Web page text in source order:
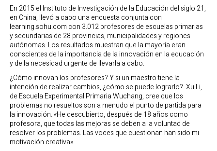
En 2015 el Instituto de Investigación de la Educación del siglo 21,
en China, llevó a cabo una encuesta conjunta con
learning.sohu.com con 3.012 profesores de escuelas primarias
y secundarias de 28 provincias, municipalidades y regiones
autónomas. Los resultados muestran que la mayoría eran
conscientes de la importancia de la innovación en la educación
y de la necesidad urgente de llevarla a cabo.
¿Cómo innovan los profesores? Y si un maestro tiene la
intención de realizar cambios, ¿cómo se puede lograrlo?. Xu Li,
de Escuela Experimental Primaria Wuchang, cree que los
problemas no resueltos son a menudo el punto de partida para
la innovación. «He descubierto, después de 18 años como
profesora, que todas las mejoras se deben a la voluntad de
resolver los problemas. Las voces que cuestionan han sido mi
motivación creativa».